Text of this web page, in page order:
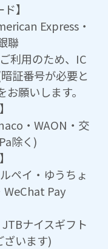
】
Express・
聯
利用のため、IC
証番号が必要と
願いします。
・WAON・交
除く)
ペイ・ゆうちょ
WeChat Pay
ナイスギフト
ざいます)